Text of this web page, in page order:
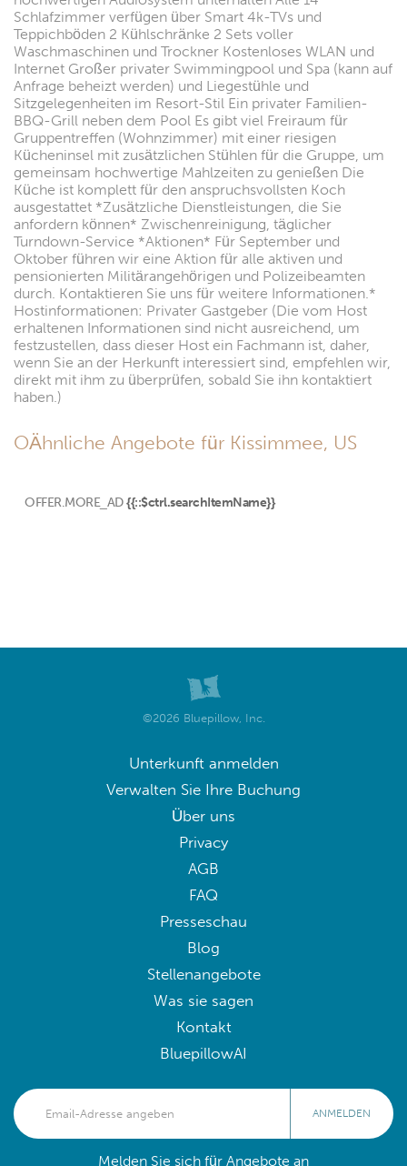
Schlafzimmer verfügen über Smart 4k-TVs und
Teppichböden 2 Kühlschränke 2 Sets voller
Waschmaschinen und Trockner Kostenloses WLAN und
Internet Großer privater Swimmingpool und Spa (kann auf
Anfrage beheizt werden) und Liegestühle und
Sitzgelegenheiten im Resort-Stil Ein privater Familien-
BBQ-Grill neben dem Pool Es gibt viel Freiraum für
Gruppentreffen (Wohnzimmer) mit einer riesigen
Kücheninsel mit zusätzlichen Stühlen für die Gruppe, um
gemeinsam hochwertige Mahlzeiten zu genießen Die
Küche ist komplett für den anspruchsvollsten Koch
ausgestattet *Zusätzliche Dienstleistungen, die Sie
anfordern können* Zwischenreinigung, täglicher
Turndown-Service *Aktionen* Für September und
Oktober führen wir eine Aktion für alle aktiven und
pensionierten Militärangehörigen und Polizeibeamten
durch. Kontaktieren Sie uns für weitere Informationen.*
Hostinformationen: Privater Gastgeber (Die vom Host
erhaltenen Informationen sind nicht ausreichend, um
festzustellen, dass dieser Host ein Fachmann ist, daher,
wenn Sie an der Herkunft interessiert sind, empfehlen wir,
direkt mit ihm zu überprüfen, sobald Sie ihn kontaktiert
haben.)
OÄhnliche Angebote für Kissimmee, US
OFFER.MORE_AD {{::$ctrl.searchItemName}}
©2026 Bluepillow, Inc.
Unterkunft anmelden
Verwalten Sie Ihre Buchung
Über uns
Privacy
AGB
FAQ
Presseschau
Blog
Stellenangebote
Was sie sagen
Kontakt
BluepillowAI
ANMELDEN
Melden Sie sich für Angebote an